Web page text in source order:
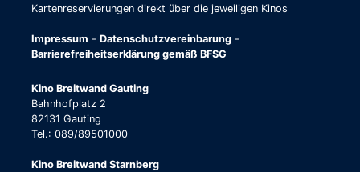
Kartenreservierungen direkt über die jeweiligen Kinos
Impressum - Datenschutzvereinbarung -
Barrierefreiheitserklärung gemäß BFSG
Kino Breitwand Gauting
Bahnhofplatz 2
82131 Gauting
Tel.: 089/89501000
Kino Breitwand Starnberg